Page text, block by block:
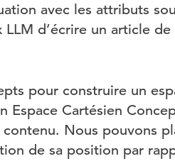
avec les attributs
d’écrire un article
pour construire un
Espace Cartésien
Nous pouvons
de sa position par